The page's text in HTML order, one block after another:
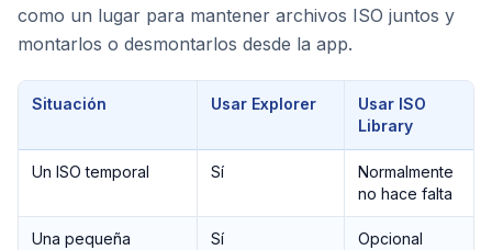
como un lugar para mantener archivos ISO juntos y
montarlos o desmontarlos desde la app.
Situación Usar Explorer
Usar ISO
Library
Un ISO temporal Sí
Normalmente
no hace falta
Una pequeña
Sí Opcional